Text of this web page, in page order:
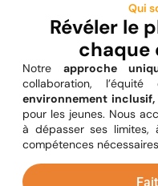
Qui
Révéler le
chaque
Notre approche
collaboration,
environnement
pour les jeunes. Nous
à dépasser ses limites,
compétences